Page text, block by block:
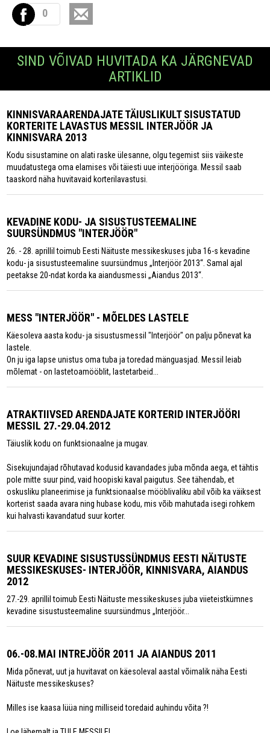
0
SIND VÕIVAD HUVITADA KA JÄRGNEVAD
ARTIKLID
KINNISVARAARENDAJATE TÄIUSLIKULT SISUSTATUD
KORTERITE LAVASTUS MESSIL INTERJÖÖR JA
KINNISVARA 2013
Kodu sisustamine on alati raske ülesanne, olgu tegemist siis väikeste
muudatustega oma elamises või täiesti uue interjööriga. Messil saab
taaskord näha huvitavaid korterilavastusi.
KEVADINE KODU- JA SISUSTUSTEEMALINE
SUURSÜNDMUS "INTERJÖÖR"
26. - 28. aprillil toimub Eesti Näituste messikeskuses juba 16-s kevadine
kodu- ja sisustusteemaline suursündmus „Interjöör 2013“. Samal ajal
peetakse 20-ndat korda ka aiandusmessi „Aiandus 2013“.
MESS "INTERJÖÖR" - MÕELDES LASTELE
Käesoleva aasta kodu- ja sisustusmessil "Interjöör" on palju põnevat ka
lastele.
On ju iga lapse unistus oma tuba ja toredad mänguasjad. Messil leiab
mõlemat - on lastetoamööblit, lastetarbeid...
ATRAKTIIVSED ARENDAJATE KORTERID INTERJÖÖRI
MESSIL 27.-29.04.2012
Täiuslik kodu on funktsionaalne ja mugav.
Sisekujundajad rõhutavad kodusid kavandades juba mõnda aega, et tähtis
pole mitte suur pind, vaid hoopiski kaval paigutus. See tähendab, et
oskusliku planeerimise ja funktsionaalse mööblivaliku abil võib ka väiksest
korterist saada avara ning hubase kodu, mis võib mahutada isegi rohkem
kui halvasti kavandatud suur korter.
SUUR KEVADINE SISUSTUSSÜNDMUS EESTI NÄITUSTE
MESSIKESKUSES- INTERJÖÖR, KINNISVARA, AIANDUS
2012
27.-29. aprillil toimub Eesti Näituste messikeskuses juba viieteistkümnes
kevadine sisustusteemaline suursündmus „Interjöör...
06.-08.MAI INTREJÖÖR 2011 JA AIANDUS 2011
Mida põnevat, uut ja huvitavat on käesoleval aastal võimalik näha Eesti
Näituste messikeskuses?
Milles ise kaasa lüüa ning milliseid toredaid auhindu võita ?!